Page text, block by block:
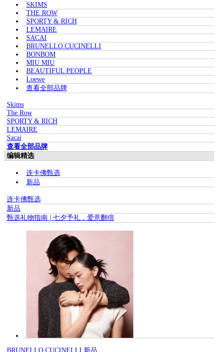
SKIMS
THE ROW
SPORTY & RICH
LEMAIRE
SACAI
BRUNELLO CUCINELLI
BONBOM
MIU MIU
BEAUTIFUL PEOPLE
Loewe
查看全部品牌
Skims
The Row
SPORTY & RICH
LEMAIRE
Sacai
查看全部品牌
编辑精选
连卡佛甄选
新品
连卡佛甄选
新品
甄选礼物指南 | 七夕予礼，爱意翻倍
BRUNELLO CUCINELLI 新品